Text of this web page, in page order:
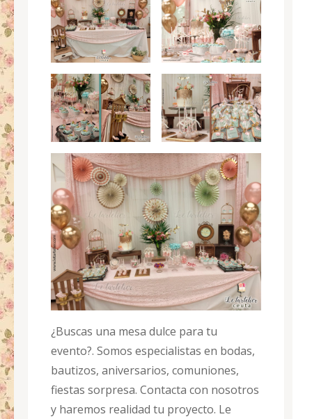
¿Buscas una mesa dulce para tu
evento?. Somos especialistas en bodas,
bautizos, aniversarios, comuniones,
fiestas sorpresa. Contacta con nosotros
y haremos realidad tu proyecto. Le